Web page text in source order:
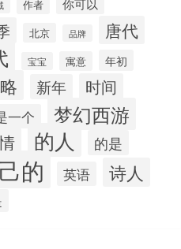
作者
北京 品牌 唐代
宝宝 寓意 年初
新年 时间
一个 梦幻西游
的人 的是
的 英语 诗人